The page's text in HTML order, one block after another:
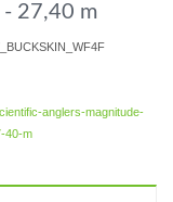
- 27,40 m
anglers-magnitude-
40-m